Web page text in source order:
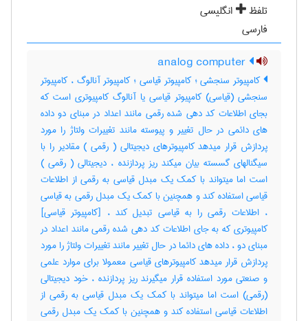
تلفظ
انگلیسی
فارسی
کامپیوتر سنجشی ؛ کامپیوتر قیاسی ؛ کامپیوتر آنالوگ ، کامپیوتر
سنجشی (قیاسی) کامپیوتر قیاسی یا آنالوگ کامپیوتری است که
بجای اطلاعات کد دهی شده رقمی مانند اعداد در مبنای دو داده
های دائمی در حال تغییر و پیوسته مانند تغییرات ولتاژ را مورد
پردازش قرار میدهد کامپیوترهای دیجیتالی ( رقمی ) مقادیر را با
سیگنالهای گسسته بیان میکند ریز پردازنده ، دیجیتالی ( رقمی )
است اما میتواند با کمک یک مبدل قیاسی به رقمی از اطلاعات
قیاسی استفاده کند و همچنین با کمک یک مبدل رقمی به قیاسی
، اطلاعات رقمی را به قیاسی تبدیل کند ، [کامپیوتر قیاسی]
کامپیوتری که به جای اطلاعات کد دهی شده رقمی مانند اعداد در
مبنای دو ، داده های دائما در حال تغییر مانند تغییرات ولتاژ را مورد
پردازش قرار میدهد کامپیوترهای قیاسی معمولا برای موارد علمی
و صنعتی مورد استفاده قرار میگیرند ریز پردازنده ، خود دیجیتالی
(رقمی) است اما میتواند با کمک یک مبدل قیاسی به رقمی از
اطلاعات قیاسی استفاده کند و همچنین با کمک یک مبدل رقمی